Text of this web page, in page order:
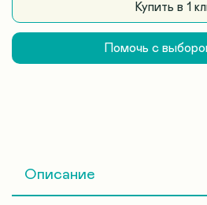
Купить в 1
Помочь с
Описание